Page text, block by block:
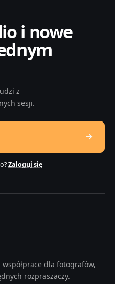
i nowe
z
sesji.
Zaloguj się
dla fotografów,
rozpraszaczy.